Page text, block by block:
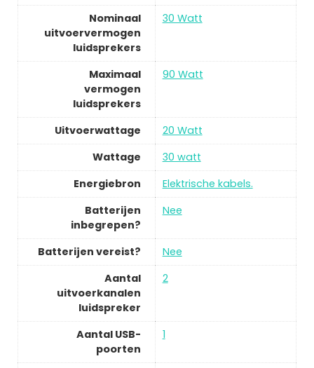
Nominaal
uitvoervermogen
luidsprekers
30 Watt
Maximaal
vermogen
luidsprekers
90 Watt
Uitvoerwattage
20 Watt
Wattage
30 watt
Energiebron
Elektrische kabels.
Batterijen
inbegrepen?
Nee
Batterijen vereist?
Nee
Aantal
uitvoerkanalen
luidspreker
2
Aantal USB-
poorten
1